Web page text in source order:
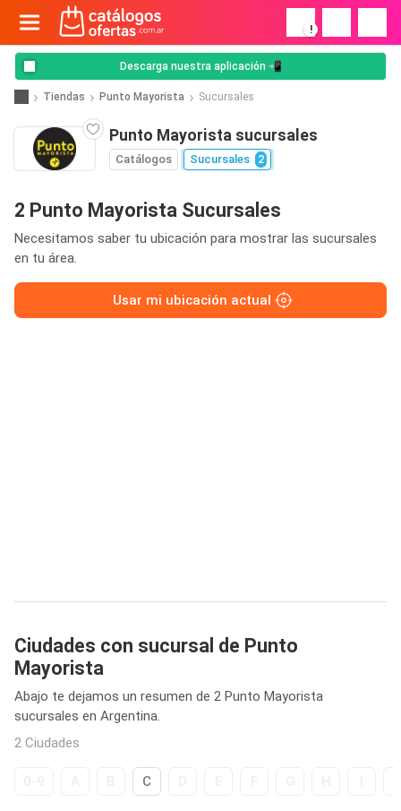
!
Descarga nuestra aplicación 📲
Tiendas Punto Mayorista Sucursales
Punto Mayorista sucursales
Catálogos Sucursales 2
2 Punto Mayorista Sucursales
Necesitamos saber tu ubicación para mostrar las sucursales
en tu área.
Usar mi ubicación actual
Ciudades con sucursal de Punto
Mayorista
Abajo te dejamos un resumen de 2 Punto Mayorista
sucursales en Argentina.
2 Ciudades
C